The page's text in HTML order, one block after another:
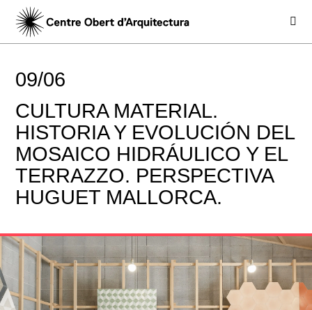
09/06
CULTURA MATERIAL.
HISTORIA Y EVOLUCIÓN DEL
MOSAICO HIDRÁULICO Y EL
TERRAZZO. PERSPECTIVA
HUGUET MALLORCA.